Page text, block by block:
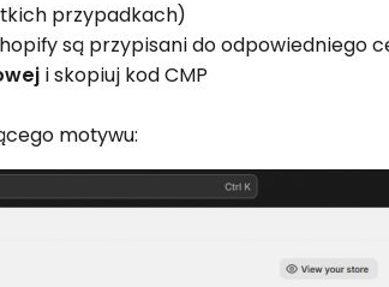
przypadkach)
są przypisani do odpowiedniego
i skopiuj kod CMP
motywu: